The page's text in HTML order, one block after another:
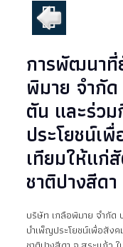
การพัฒนาที่
พิมาย จำกัด
ตัน และร่ว
ประโยชน์เ
เทียมให้แก่
ชาติปางสีด
บริษัท เกลือพิมาย จำกัด
บำเพ็ญประโยชน์เพื่อสัง